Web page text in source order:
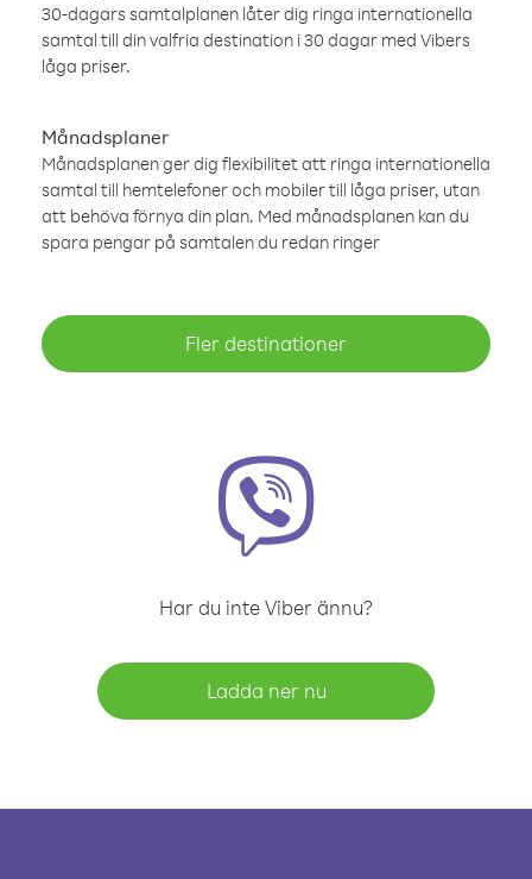
30-dagars samtalplanen låter dig ringa internationella
samtal till din valfria destination i 30 dagar med Vibers
låga priser.
Månadsplaner
Månadsplanen ger dig flexibilitet att ringa internationella
samtal till hemtelefoner och mobiler till låga priser, utan
att behöva förnya din plan. Med månadsplanen kan du
spara pengar på samtalen du redan ringer
Fler destinationer
Har du inte Viber ännu?
Ladda ner nu